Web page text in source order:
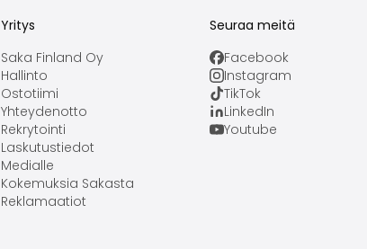
Yritys
Saka Finland Oy
Hallinto
Ostotiimi
Yhteydenotto
Rekrytointi
Laskutustiedot
Medialle
Kokemuksia Sakasta
Reklamaatiot
Seuraa meitä
Facebook
Instagram
TikTok
LinkedIn
Youtube